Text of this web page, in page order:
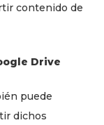
contenido de
Drive
puede
dichos